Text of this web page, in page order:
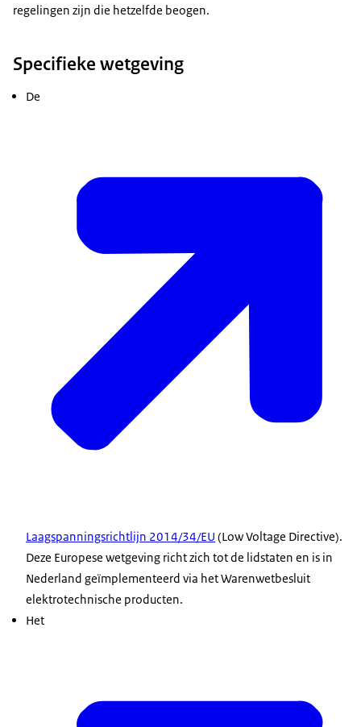
regelingen zijn die hetzelfde beogen.
Specifieke wetgeving
De
Laagspanningsrichtlijn 2014/34/EU (Low Voltage Directive).
Deze Europese wetgeving richt zich tot de lidstaten en is in
Nederland geïmplementeerd via het Warenwetbesluit
elektrotechnische producten.
Het